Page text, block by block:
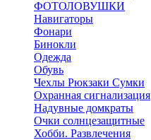
ФОТОЛОВУШКИ
Навигаторы
Фонари
Бинокли
Одежда
Обувь
Чехлы Рюкзаки Сумки
Охранная сигнализация
Надувные домкраты
Очки солнцезащитные
Хобби. Развлечения